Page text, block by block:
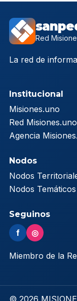
Red
La red de
Institucional
Misiones.uno
Red Misiones.uno
Agencia
Nodos
Nodos
Nodos Temáticos
Seguinos
f ◎
Miembro de la
© 2026